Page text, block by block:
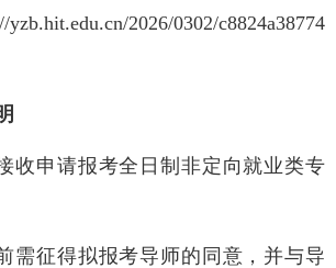
yzb.hit.edu.cn/2026/0302/c8824a38774
收申请报考全日制非定向就业类专
需征得拟报考导师的同意，并与导